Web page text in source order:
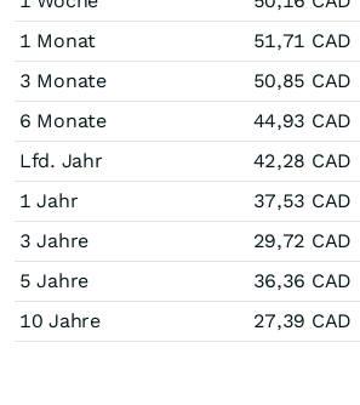
1 Monat
51,71 CAD
3 Monate
50,85 CAD
6 Monate
44,93 CAD
Lfd. Jahr
42,28 CAD
1 Jahr
37,53 CAD
3 Jahre
29,72 CAD
5 Jahre
36,36 CAD
10 Jahre
27,39 CAD